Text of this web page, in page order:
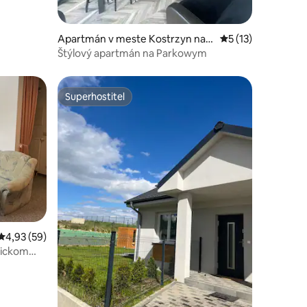
11
Apartmán v meste Kostrzyn nad
Odrą
Priemerné
5 (13)
Štýlový apartmán na Parkowym
28 ohodnotenie 4,93 z 5, počet hodnotení: 59
4,93 (59)
Superhostiteľ
Superhostiteľ